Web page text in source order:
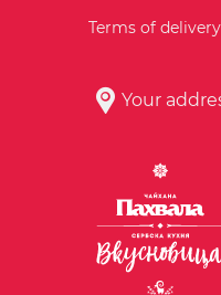
Terms of delivery
Your